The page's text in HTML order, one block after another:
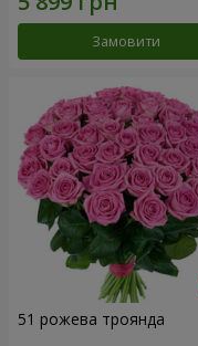
Замовити
51 рожева троянда